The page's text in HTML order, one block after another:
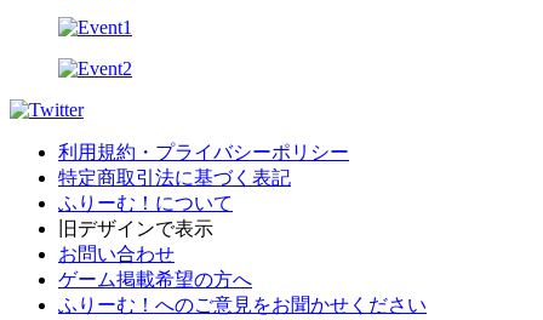
利用規約・プライバシーポリシー
特定商取引法に基づく表記
ふりーむ！について
旧デザインで表示
お問い合わせ
ゲーム掲載希望の方へ
ふりーむ！へのご意見をお聞かせください